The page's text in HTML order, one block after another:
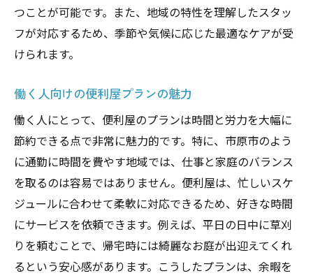
つことが可能です。また、地域の特性を理解したスタッ
フが対応するため、季節や気候に応じた最適なケアが受
けられます。
働く人向けの便利屋プランの魅力
働く人にとって、便利屋のプランは時間と労力を大幅に
節約できる点で非常に魅力的です。特に、市原市のよう
に通勤に時間を費やす地域では、仕事と家庭のバランス
を取るのは容易ではありません。便利屋は、忙しいスケ
ジュールに合わせて柔軟に対応できるため、好きな時間
にサービスを依頼できます。例えば、平日の日中に草刈
りを頼むことで、帰宅時には綺麗なお庭が出迎えてくれ
るという安心感があります。こうしたプランは、余暇を